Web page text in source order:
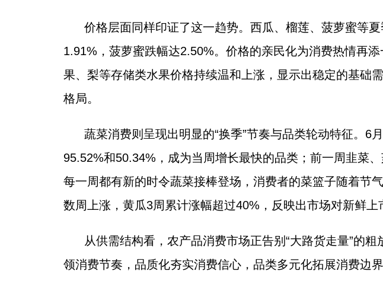
价格层面同样印证了这一趋势。西瓜、榴莲、菠萝蜜等
1.91%，菠萝蜜跌幅达2.50%。价格的亲民化为消费热情再
果、梨等存储类水果价格持续温和上涨，显示出稳定的基础
格局。
蔬菜消费则呈现出明显的“换季”节奏与品类轮动特征。6
95.52%和50.34%，成为当周增长最快的品类；前一周韭菜
每一周都有新的时令蔬菜接棒登场，消费者的菜篮子随着节
数周上涨，黄瓜3周累计涨幅超过40%，反映出市场对新鲜上
从供需结构看，农产品消费市场正告别“大路货走量”的
领消费节奏，品质化夯实消费信心，品类多元化拓展消费边